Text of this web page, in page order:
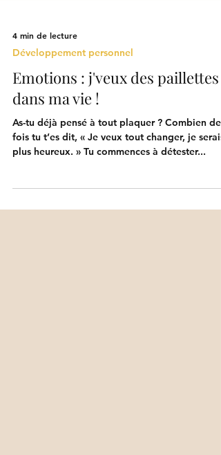
4 min de lecture
Développement personnel
Emotions : j'veux des paillettes
dans ma vie !
fois tu t’es dit, « Je veux tout changer, je serais
plus heureux. » Tu commences à détester...